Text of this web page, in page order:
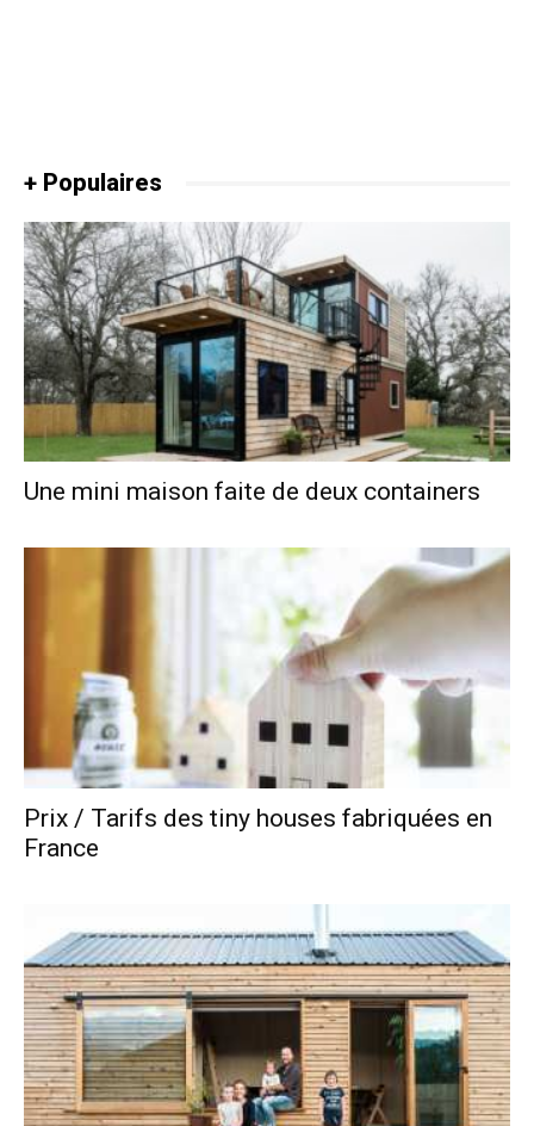
+ Populaires
Une mini maison faite de deux containers
Prix / Tarifs des tiny houses fabriquées en
France